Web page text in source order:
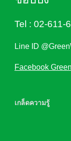
Tel : 02-611-
Line ID
Facebook
เกล็ดความรู้